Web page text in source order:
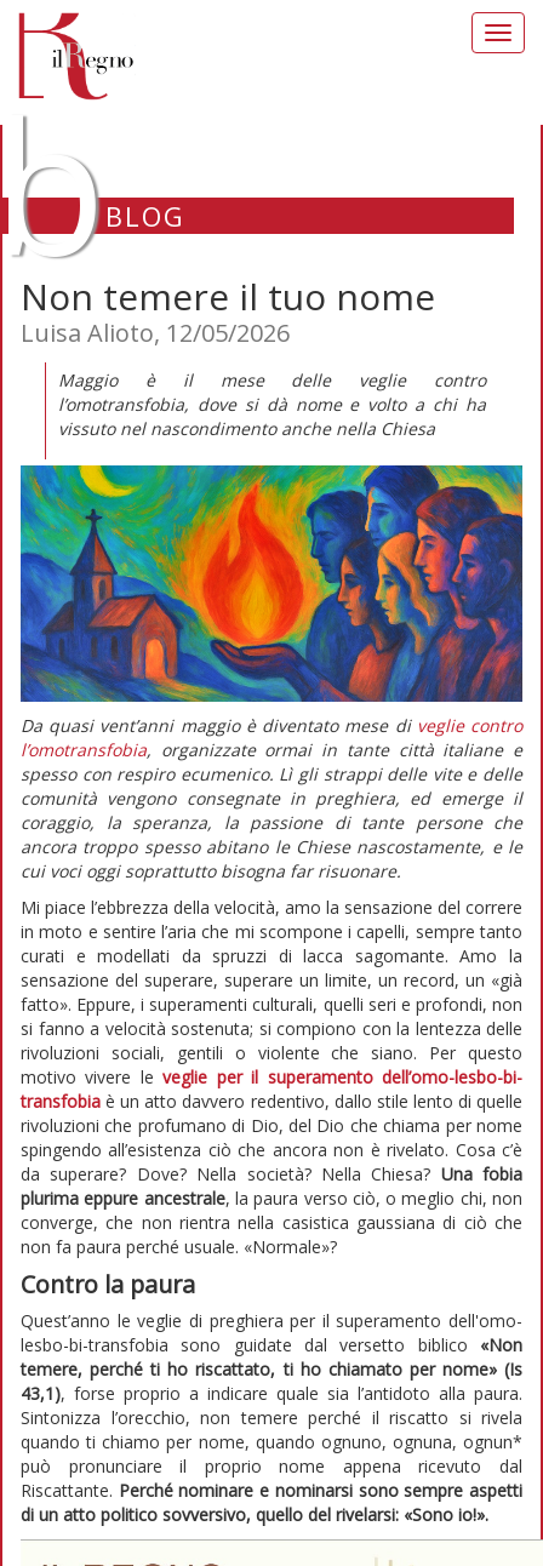
BLOG
Non temere il tuo nome
Luisa Alioto, 12/05/2026
Maggio è il mese delle veglie contro
l’omotransfobia, dove si dà nome e volto a chi ha
vissuto nel nascondimento anche nella Chiesa
Da quasi vent’anni maggio è diventato mese di veglie contro
l’omotransfobia, organizzate ormai in tante città italiane e
spesso con respiro ecumenico. Lì gli strappi delle vite e delle
comunità vengono consegnate in preghiera, ed emerge il
coraggio, la speranza, la passione di tante persone che
ancora troppo spesso abitano le Chiese nascostamente, e le
cui voci oggi soprattutto bisogna far risuonare.
Mi piace l’ebbrezza della velocità, amo la sensazione del correre
in moto e sentire l’aria che mi scompone i capelli, sempre tanto
curati e modellati da spruzzi di lacca sagomante. Amo la
sensazione del superare, superare un limite, un record, un «già
fatto». Eppure, i superamenti culturali, quelli seri e profondi, non
si fanno a velocità sostenuta; si compiono con la lentezza delle
rivoluzioni sociali, gentili o violente che siano. Per questo
motivo vivere leveglie per il superamento dell’omo-lesbo-bi-
transfobia è un atto davvero redentivo, dallo stile lento di quelle
rivoluzioni che profumano di Dio, del Dio che chiama per nome
spingendo all’esistenza ciò che ancora non è rivelato. Cosa c’è
da superare? Dove? Nella società? Nella Chiesa? Una fobia
plurima eppure ancestrale, la paura verso ciò, o meglio chi, non
converge, che non rientra nella casistica gaussiana di ciò che
non fa paura perché usuale. «Normale»?
Contro la paura
Quest’anno le veglie di preghiera per il superamento dell'omo-
lesbo-bi-transfobia sono guidate dal versetto biblico «Non
temere, perché ti ho riscattato, ti ho chiamato per nome» (Is
43,1), forse proprio a indicare quale sia l’antidoto alla paura.
Sintonizza l’orecchio, non temere perché il riscatto si rivela
quando ti chiamo per nome, quando ognuno, ognuna, ognun*
può pronunciare il proprio nome appena ricevuto dal
Riscattante. Perché nominare e nominarsi sono sempre aspetti
di un atto politico sovversivo, quello del rivelarsi: «Sono io!».